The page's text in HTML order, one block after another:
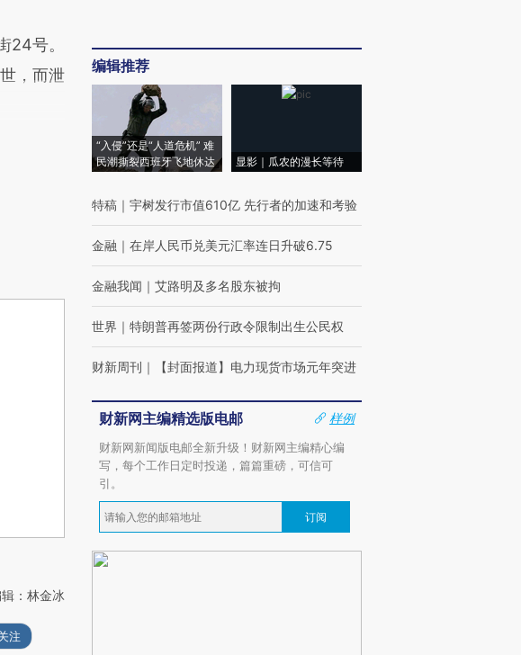
号。
，而泄
：林金冰
注
编辑推荐
“入侵”还是“人道危机” 难
民潮撕裂西班牙飞地休达
显影｜瓜农的漫长等待
特稿 ｜ 宇树发行市值610亿 先行者的加速和考验
金融 ｜ 在岸人民币兑美元汇率连日升破6.75
金融我闻 ｜ 艾路明及多名股东被拘
世界 ｜ 特朗普再签两份行政令限制出生公民权
财新周刊 ｜ 【封面报道】电力现货市场元年突进
财新网主编精选版电邮
样例
财新网新闻版电邮全新升级！财新网主编精心编
写，每个工作日定时投递，篇篇重磅，可信可
引。
订阅